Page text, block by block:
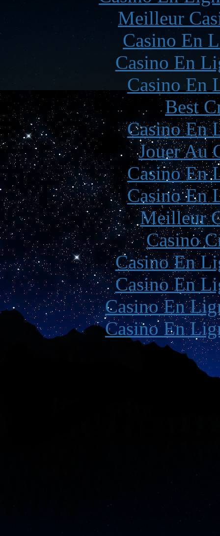
Meilleur
Casino En
Casino En
Casino En
Best
Casino En
Jouer Au
Casino En
Casino En
Meilleur
Casino
Casino En
Casino En
Casino En
Casino En